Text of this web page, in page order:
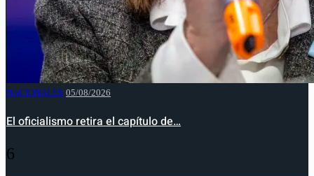
NACIONALES 05/08/2026
El oficialismo retira el capítulo de…
6